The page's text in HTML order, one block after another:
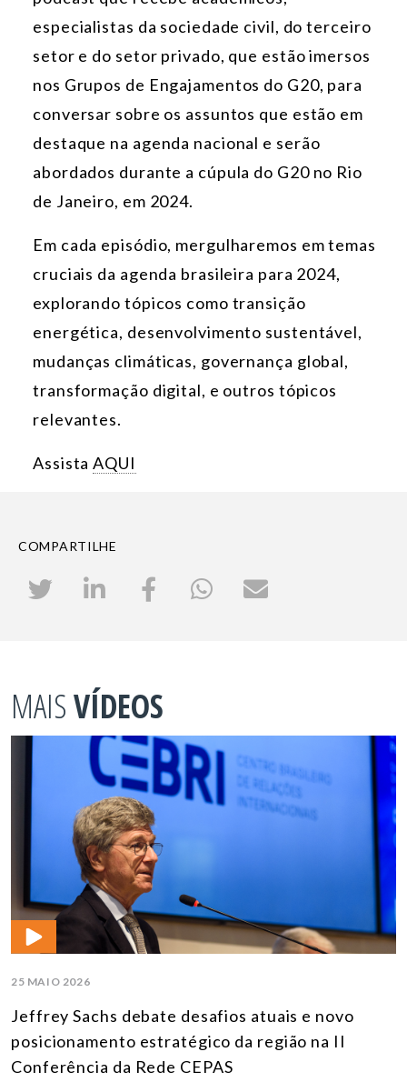
especialistas da sociedade civil, do terceiro
setor e do setor privado, que estão imersos
nos Grupos de Engajamentos do G20, para
conversar sobre os assuntos que estão em
destaque na agenda nacional e serão
abordados durante a cúpula do G20 no Rio
de Janeiro, em 2024.
Em cada episódio, mergulharemos em temas
cruciais da agenda brasileira para 2024,
explorando tópicos como transição
energética, desenvolvimento sustentável,
mudanças climáticas, governança global,
transformação digital, e outros tópicos
relevantes.
AssistaAQUI
COMPARTILHE
MAISVÍDEOS
25 MAIO 2026
Jeffrey Sachs debate desafios atuais e novo
posicionamento estratégico da região na II
Conferência da Rede CEPAS